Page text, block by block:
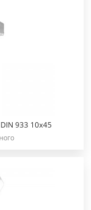
933 10х45